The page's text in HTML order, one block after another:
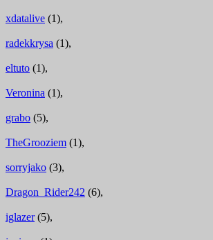
xdatalive (1),
radekkrysa (1),
eltuto (1),
Veronina (1),
grabo (5),
TheGrooziem (1),
sorryjako (3),
Dragon_Rider242 (6),
iglazer(5),